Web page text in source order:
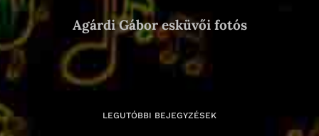
Agárdi Gábor esküvői fotós
LEGUTÓBBI BEJEGYZÉSEK